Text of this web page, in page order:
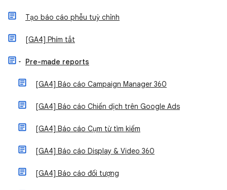
Tạo báo cáo phễu tuỳ chỉnh
[GA4] Phím tắt
Pre-made reports
[GA4] Báo cáo Campaign Manager 360
[GA4] Báo cáo Chiến dịch trên Google Ads
[GA4] Báo cáo Cụm từ tìm kiếm
[GA4] Báo cáo Display & Video 360
[GA4] Báo cáo đối tượng